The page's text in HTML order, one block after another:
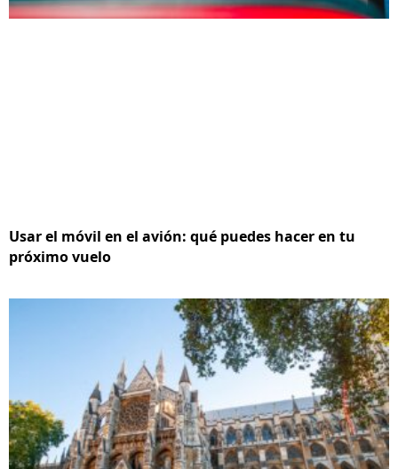
Usar el móvil en el avión: qué puedes hacer en tu
próximo vuelo